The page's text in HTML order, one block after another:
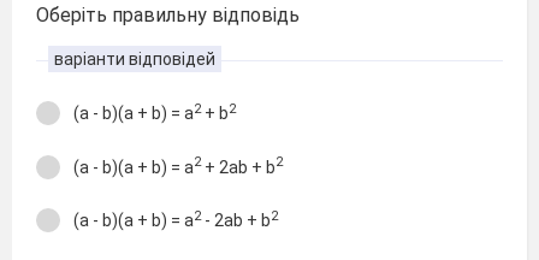
Оберіть правильну відповідь
варіанти відповідей
(a - b)(a + b) = a2+ b2
(a - b)(a + b) = a2+ 2ab + b2
(a - b)(a + b) = a2- 2ab + b2